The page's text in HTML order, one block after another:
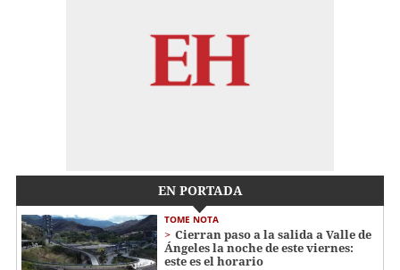
EN PORTADA
TOME NOTA
Cierran paso a la salida a Valle de
Ángeles la noche de este viernes:
este es el horario